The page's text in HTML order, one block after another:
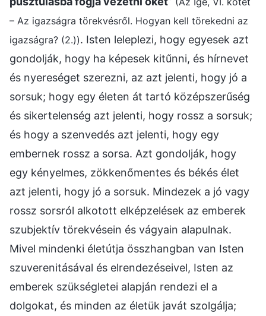
– Az igazságra törekvésről. Hogyan kell törekedni az
igazságra? (2.)). Isten leleplezi, hogy egyesek azt
gondolják, hogy ha képesek kitűnni, és hírnevet
és nyereséget szerezni, az azt jelenti, hogy jó a
sorsuk; hogy egy életen át tartó középszerűség
és sikertelenség azt jelenti, hogy rossz a sorsuk;
és hogy a szenvedés azt jelenti, hogy egy
embernek rossz a sorsa. Azt gondolják, hogy
egy kényelmes, zökkenőmentes és békés élet
azt jelenti, hogy jó a sorsuk. Mindezek a jó vagy
rossz sorsról alkotott elképzelések az emberek
szubjektív törekvésein és vágyain alapulnak.
Mivel mindenki életútja összhangban van Isten
szuverenitásával és elrendezéseivel, Isten az
emberek szükségletei alapján rendezi el a
dolgokat, és minden az életük javát szolgálja;